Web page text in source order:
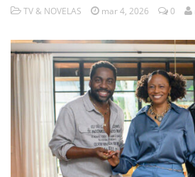
TV & NOVELAS mar 4, 2026 0